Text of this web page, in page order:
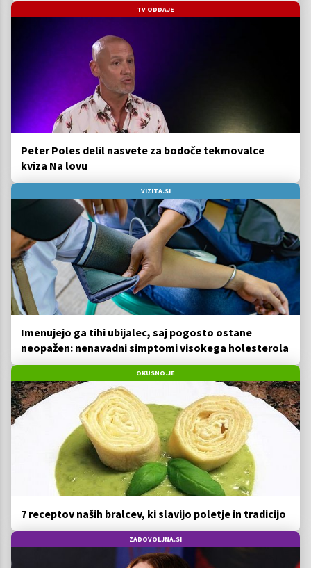
TV ODDAJE
Peter Poles delil nasvete za bodoče tekmovalce
kviza Na lovu
VIZITA.SI
Imenujejo ga tihi ubijalec, saj pogosto ostane
neopažen: nenavadni simptomi visokega holesterola
OKUSNO.JE
7 receptov naših bralcev, ki slavijo poletje in tradicijo
ZADOVOLJNA.SI